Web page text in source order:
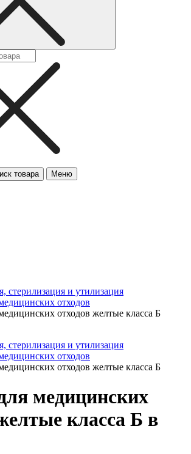
Меню
стерилизация и утилизация
отходов
отходов желтые класса Б
стерилизация и утилизация
отходов
отходов желтые класса Б
медицинских
класса Б в